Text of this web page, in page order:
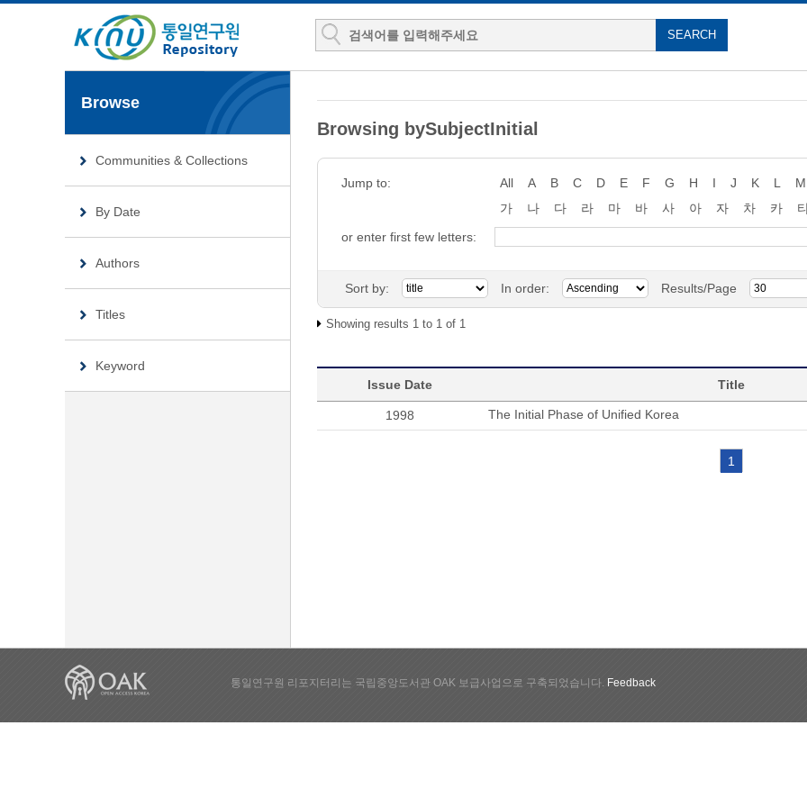
Browse
Communities & Collections
By Date
Authors
Titles
Keyword
Browsing bySubjectInitial
Jump to: All A B C D E F G H I J K L M
가
나 다 라 마 바 사 아 자 차 카
or enter first few letters:
Sort by: In order: Results/Page
Showing results 1 to 1 of 1
Issue Date Title
1998 The Initial Phase of Unified Korea
1
통일연구원 리포지터리는 국립중앙도서관 OAK 보급사업으로 구축되었습니다. Feedback